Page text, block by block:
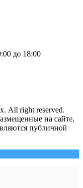
до 18:00
All right reserved.
на сайте,
публичной